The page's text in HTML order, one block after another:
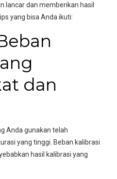
lancar dan memberikan hasil
yang bisa Anda ikuti:
dan
Anda gunakan telah
yang tinggi. Beban kalibrasi
hasil kalibrasi yang